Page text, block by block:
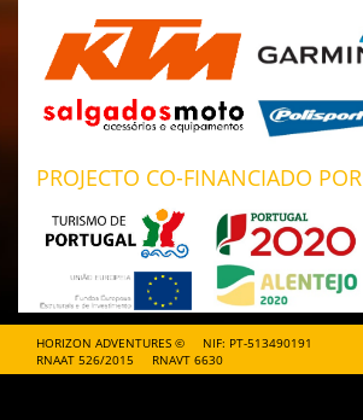
PROJECTO CO-FINANCIADO POR
HORIZON ADVENTURES ©
NIF: PT-513490191
RNAAT 526/2015
RNAVT 6630